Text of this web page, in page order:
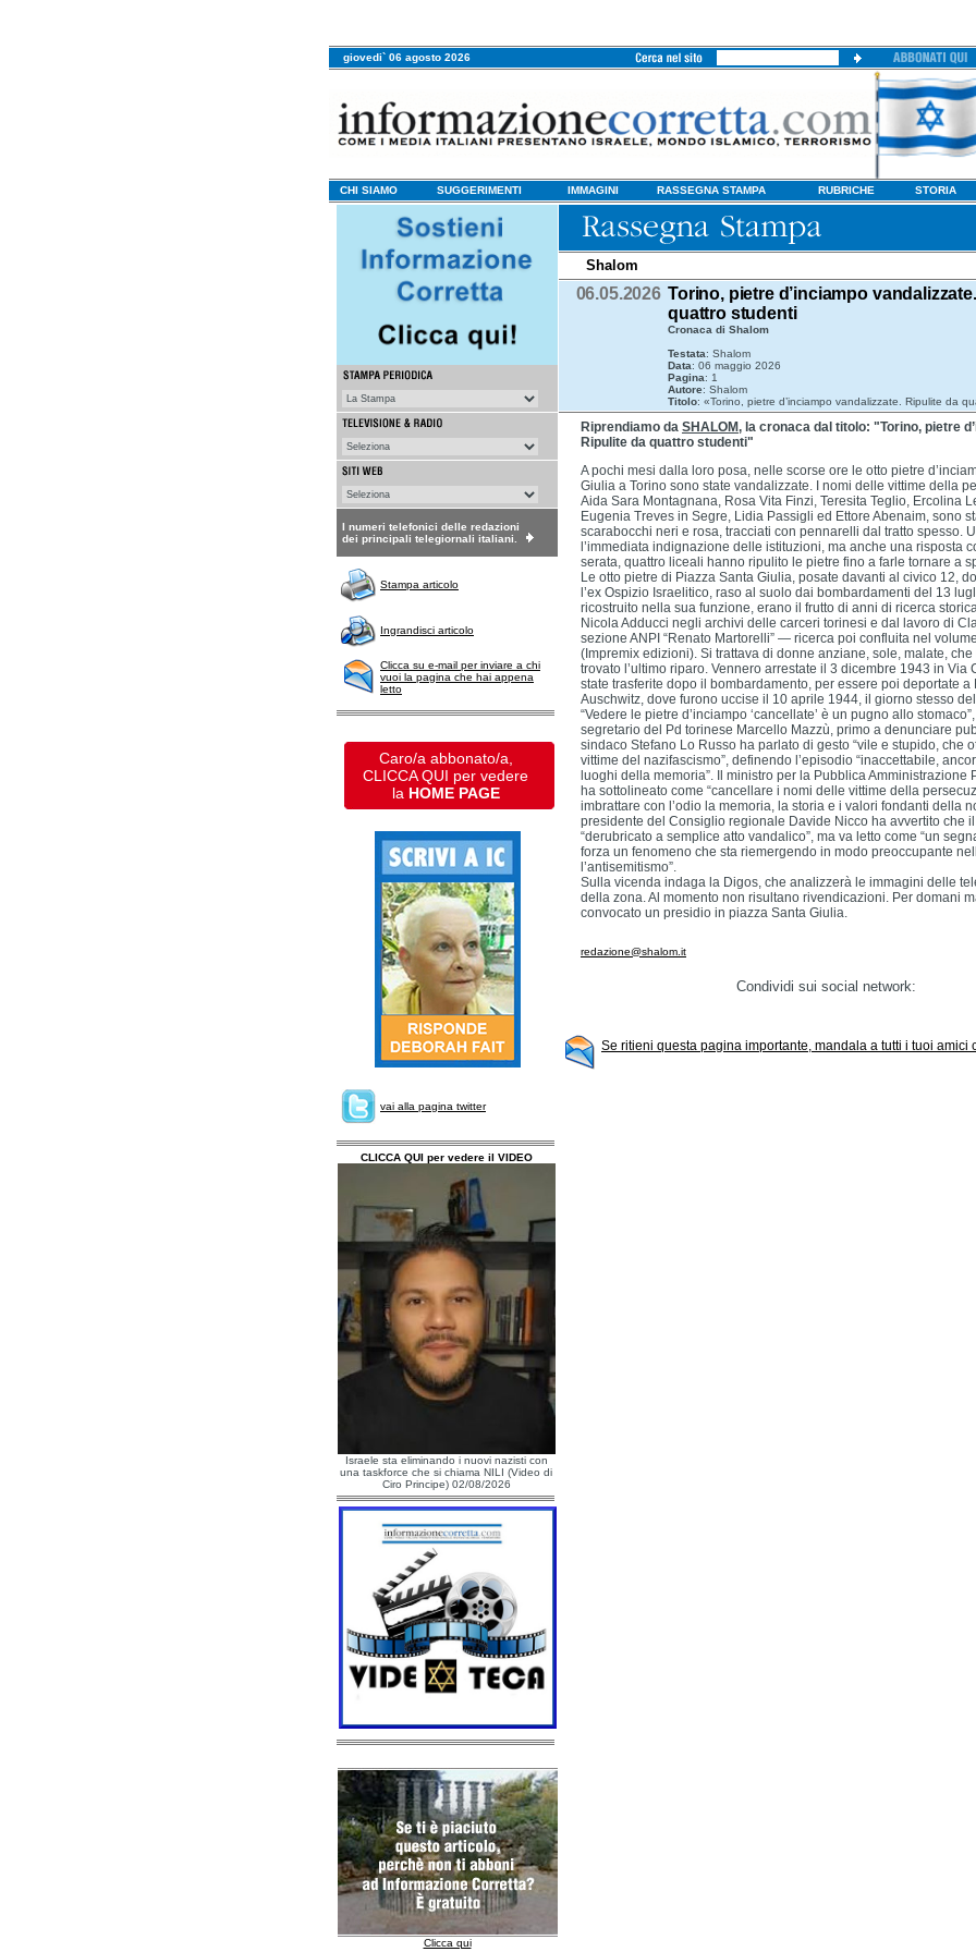
giovedi` 06 agosto 2026
CHI SIAMO SUGGERIMENTI IMMAGINI RASSEGNA STAMPA RUBRICHE STORIA
I numeri telefonici delle redazioni
dei principali telegiornali italiani.
Stampa articolo
Ingrandisci articolo
Clicca su e-mail per inviare a chi
vuoi la pagina che hai appena
letto
Caro/a abbonato/a,
CLICCA QUI per vedere
la HOME PAGE
vai alla pagina twitter
CLICCA QUI per vedere il VIDEO
Israele sta eliminando i nuovi nazisti con
una taskforce che si chiama NILI (Video di
Ciro Principe) 02/08/2026
Clicca qui
Shalom
06.05.2026 Torino, pietre d’inciampo
quattro studenti
Cronaca di Shalom
Testata: Shalom
Data: 06 maggio 2026
Pagina: 1
Autore: Shalom
Titolo: «Torino, pietre d’inciampo vandalizzate. Ripulite da
Riprendiamo da SHALOM, la cronaca dal titolo: "Torino, pietre
Ripulite da quattro studenti"
A pochi mesi dalla loro posa, nelle scorse ore le otto pietre
Giulia a Torino sono state vandalizzate. I nomi delle vittime della
Aida Sara Montagnana, Rosa Vita Finzi, Teresita Teglio, Ercolina
Eugenia Treves in Segre, Lidia Passigli ed Ettore Abenaim, sono
scarabocchi neri e rosa, tracciati con pennarelli dal tratto spesso.
l’immediata indignazione delle istituzioni, ma anche una risposta
serata, quattro liceali hanno ripulito le pietre fino a farle tornare a
Le otto pietre di Piazza Santa Giulia, posate davanti al civico 12,
l’ex Ospizio Israelitico, raso al suolo dai bombardamenti del 13
ricostruito nella sua funzione, erano il frutto di anni di ricerca
Nicola Adducci negli archivi delle carceri torinesi e dal lavoro di
sezione ANPI “Renato Martorelli” — ricerca poi confluita nel
(Impremix edizioni). Si trattava di donne anziane, sole, malate,
trovato l’ultimo riparo. Vennero arrestate il 3 dicembre 1943 in Via
state trasferite dopo il bombardamento, per essere poi deportate a
Auschwitz, dove furono uccise il 10 aprile 1944, il giorno stesso
“Vedere le pietre d’inciampo ‘cancellate’ è un pugno allo
segretario del Pd torinese Marcello Mazzù, primo a denunciare
sindaco Stefano Lo Russo ha parlato di gesto “vile e stupido, che
vittime del nazifascismo”, definendo l’episodio “inaccettabile,
luoghi della memoria”. Il ministro per la Pubblica Amministrazione
ha sottolineato come “cancellare i nomi delle vittime della
imbrattare con l’odio la memoria, la storia e i valori fondanti della
presidente del Consiglio regionale Davide Nicco ha avvertito che
“derubricato a semplice atto vandalico”, ma va letto come “un
forza un fenomeno che sta riemergendo in modo preoccupante
l’antisemitismo”.
Sulla vicenda indaga la Digos, che analizzerà le immagini delle
della zona. Al momento non risultano rivendicazioni. Per domani
convocato un presidio in piazza Santa Giulia.
redazione@shalom.it
Condividi sui social network:
Se ritieni questa pagina importante, mandala a tutti i tuoi amici